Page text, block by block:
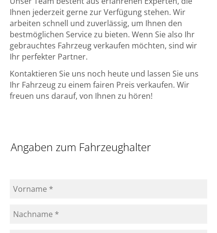
Ihnen jederzeit gerne zur Verfügung stehen. Wir
arbeiten schnell und zuverlässig, um Ihnen den
bestmöglichen Service zu bieten. Wenn Sie also Ihr
gebrauchtes Fahrzeug verkaufen möchten, sind wir
Ihr perfekter Partner.
Kontaktieren Sie uns noch heute und lassen Sie uns
Ihr Fahrzeug zu einem fairen Preis verkaufen. Wir
freuen uns darauf, von Ihnen zu hören!
Angaben zum Fahrzeughalter